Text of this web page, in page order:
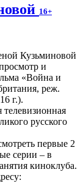
16+
Кузьминовой
и
«Война и
реж.
г.).
русского
первые 2
серии – в
киноклуба.